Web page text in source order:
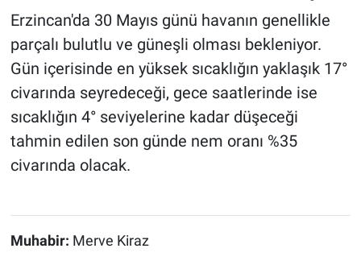
Erzincan'da 30 Mayıs günü havanın genellikle
parçalı bulutlu ve güneşli olması bekleniyor.
Gün içerisinde en yüksek sıcaklığın yaklaşık 17°
civarında seyredeceği, gece saatlerinde ise
sıcaklığın 4° seviyelerine kadar düşeceği
tahmin edilen son günde nem oranı %35
civarında olacak.
Muhabir: Merve Kiraz